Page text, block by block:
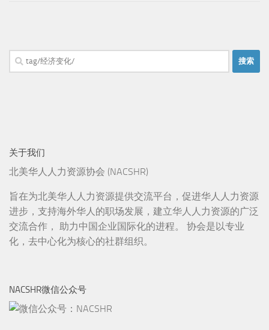
搜
索：
关于我们
北美华人人力资源协会 (NACSHR)
旨在为北美华人人力资源提供交流平台，促进华人人力资源
进步，支持海外华人的职场发展，建立华人人力资源的广泛
交流合作， 助力中国企业国际化的进程。 协会是以专业
化，去中心化为核心的社群组织。
NACSHR微信公众号